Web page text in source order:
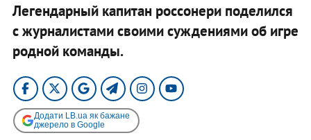
Легендарный капитан россонери поделился
с журналистами своими суждениями об игре
родной команды.
Додати LB.ua як бажане
джерело в Google